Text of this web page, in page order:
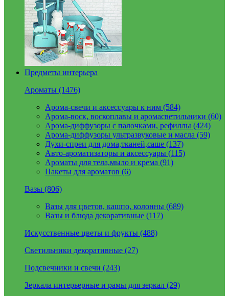
Предметы интерьера
Ароматы (1476)
Арома-свечи и аксессуары к ним (584)
Арома-воск, воскоплавы и аромасветильники (60)
Арома-диффузоры с палочками, рефиллы (424)
Арома-диффузоры ультразвуковые и масла (59)
Духи-спреи для дома,тканей,саше (137)
Авто-ароматизаторы и аксессуары (115)
Ароматы для тела,мыло и крема (91)
Пакеты для ароматов (6)
Вазы (806)
Вазы для цветов, кашпо, колонны (689)
Вазы и блюда декоративные (117)
Искусственные цветы и фрукты (488)
Светильники декоративные (27)
Подсвечники и свечи (243)
Зеркала интерьерные и рамы для зеркал (29)